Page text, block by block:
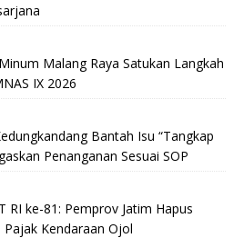
Malang Raya Satukan Langkah
IX 2026
Bantah Isu “Tangkap
Penanganan Sesuai SOP
RI ke-81: Pemprov Jatim Hapus
Pajak Kendaraan Ojol